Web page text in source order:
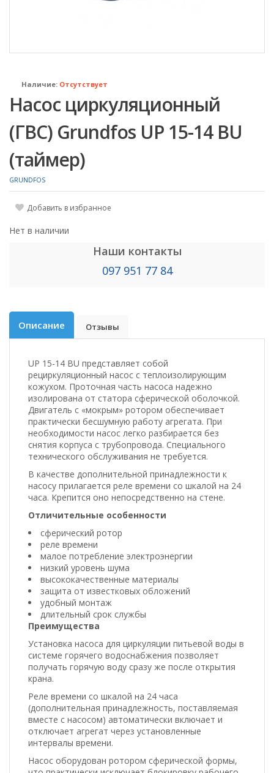
Наличие: Отсутствует
Насос циркуляционный
(ГВС) Grundfos UP 15-14 BU
(таймер)
GRUNDFOS
Добавить в избранное
Нет в наличии
Наши контакты
097 951 77 84
Описание Отзывы
UP 15-14 BU представляет собой
рециркуляционный насос с теплоизолирующим
кожухом. Проточная часть насоса надежно
изолирована от статора сферической оболочкой.
Двигатель с «мокрым» ротором обеспечивает
практически бесшумную работу агрегата. При
необходимости насос легко разбирается без
снятия корпуса с трубопровода. Специального
технического обслуживания не требуется.
В качестве дополнительной принадлежности к
насосу прилагается реле времени со шкалой на 24
часа. Крепится оно непосредственно на стене.
Отличительные особенности
сферический ротор
реле времени
малое потребление электроэнергии
низкий уровень шума
высококачественные материалы
защита от известковых обложений
удобный монтаж
длительный срок службы
Преимущества
Установка насоса для циркуляции питьевой воды в
системе горячего водоснабжения позволяет
получать горячую воду сразу же после открытия
крана.
Реле времени со шкалой на 24 часа
(дополнительная принадлежность, поставляемая
вместе с насосом) автоматически включает и
отключает агрегат через установленные
интервалы времени.
Насос оборудован ротором сферической формы,